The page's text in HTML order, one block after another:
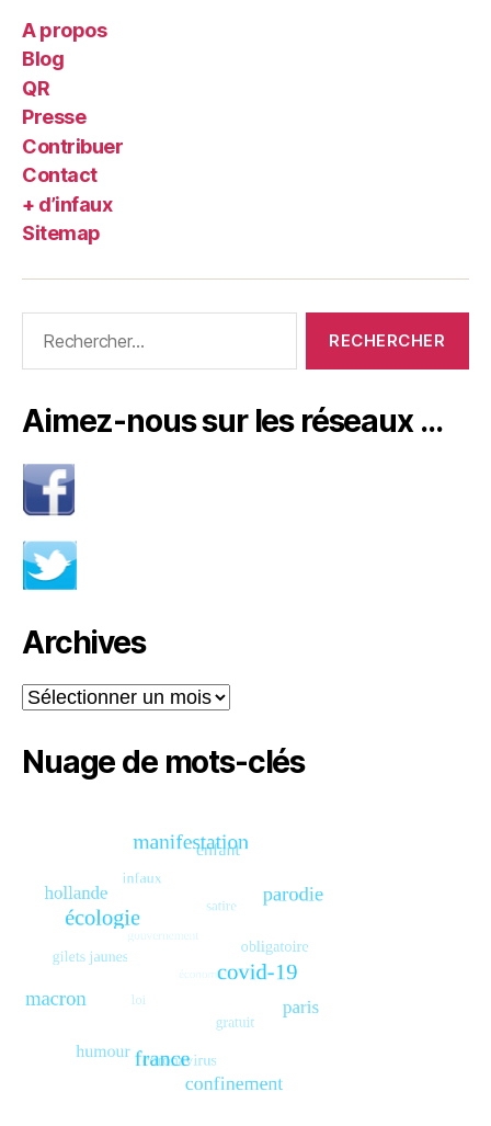
A propos
Blog
QR
Presse
Contribuer
Contact
+ d’infaux
Sitemap
Aimez-nous sur les réseaux …
Archives
Archives
Nuage de mots-clés